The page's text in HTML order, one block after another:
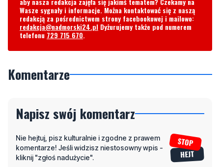
Komentarze
Napisz swój komentarz
komentarze! Jeśli widzisz niestosowny wpis -
kliknij "zgłoś nadużycie".
Imię / Podpis